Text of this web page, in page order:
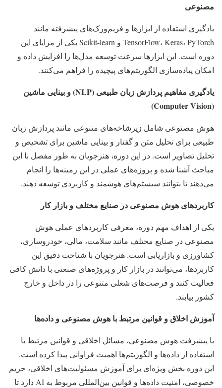
مصنوعی
یادگیری استفاده از ابزارها و فریم‌ورک‌های پیشرفته مانند
TensorFlow، Keras، PyTorch و Scikit-learn یکی از مزایای این
دوره است. این ابزارها سرعت توسعه مدل‌ها را افزایش داده و
امکان پیاده‌سازی الگوریتم‌های پیچیده را فراهم می‌کنند.
یادگیری مفاهیم پردازش زبان طبیعی (NLP)
و بینایی ماشین
(Computer Vision)
هوش مصنوعی شامل زیرشاخه‌های متنوعی مانند پردازش زبان
طبیعی برای تحلیل متن و گفتار و بینایی ماشین برای تشخیص و
تحلیل تصاویر است. در این دوره، هنرجویان به طور مفصل با این
مباحث آشنا شده و پروژه‌های عملی در این زمینه‌ها را انجام
می‌دهند تا بتوانند سیستم‌های هوشمند و کاربردی توسعه دهند.
کاربردهای هوش مصنوعی در صنایع مختلف و بازار کار
یکی از اهداف مهم دوره، معرفی کاربردهای عملی هوش
مصنوعی در صنایع مختلف مانند سلامت، مالی، خودروسازی،
کشاورزی و بازاریابی است. هنرجویان با شناخت دقیق این
کاربردها، می‌توانند در بازار کار و پروژه‌های صنعتی با دانش کافی
فعالیت کنند و فرصت‌های شغلی متنوعی را در داخل و خارج
کشور بیابند.
آموزش اخلاق و قوانین مرتبط با هوش مصنوعی و داده‌ها
با پیشرفت هوش مصنوعی، مسائل اخلاقی و قوانین مرتبط با
استفاده از داده‌ها و الگوریتم‌ها اهمیت فراوانی پیدا کرده است.
این دوره بخش ویژه‌ای برای آموزش مسئولیت‌های اخلاقی، حریم
خصوصی، امنیت داده‌ها و قوانین بین‌المللی مربوط به AI دارد تا